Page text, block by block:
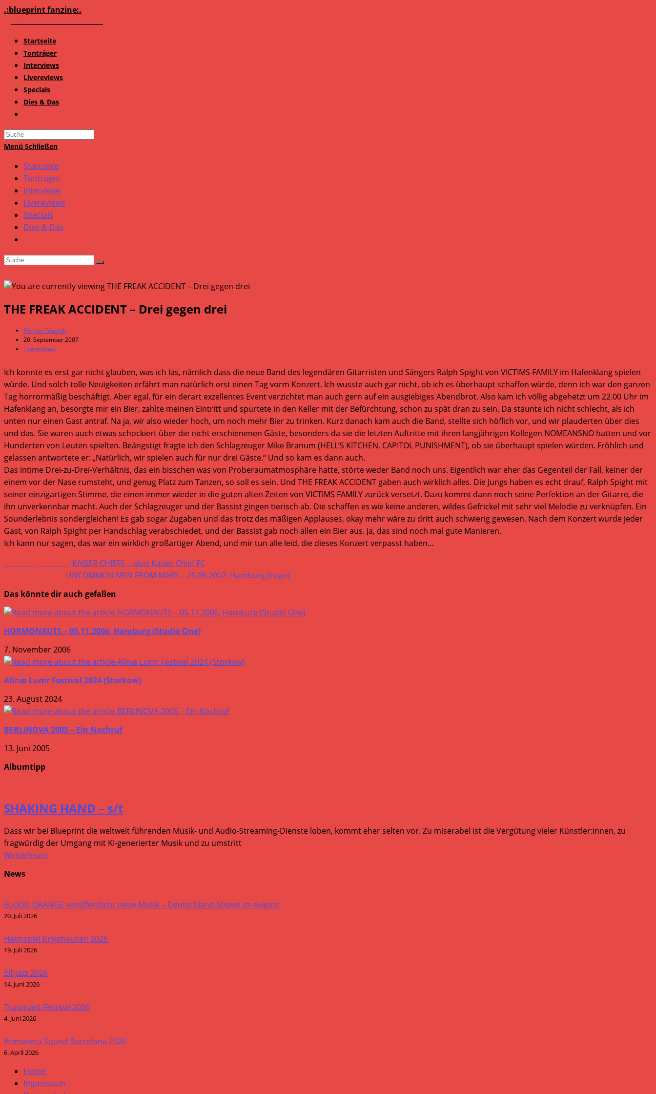
Zum
.:blueprint fanzine:.
Startseite
Tonträger
Interviews
Livereviews
Specials
Dies & Das
Search
this
Menü Schließen
Startseite
Tonträger
Interviews
Livereviews
Specials
Dies & Das
THE FREAK ACCIDENT – Drei gegen drei
Beitrags-
Autor:
Michael Masloh
Beitrag
veröffentlicht:
20. September 2007
Beitrags-
Livereviews
Ich konnte es erst gar nicht glauben, was ich las, nämlich dass die neue Band des legendären Gitarristen und Sängers Ralph Spight von VICTIMS FAMILY im Hafenklang spielen
würde. Und solch tolle Neuigkeiten erfährt man natürlich erst einen Tag vorm Konzert. Ich wusste auch gar nicht, ob ich es überhaupt schaffen würde, denn ich war den ganzen
Tag horrormäßig beschäftigt. Aber egal, für ein derart exzellentes Event verzichtet man auch gern auf ein ausgiebiges Abendbrot. Also kam ich völlig abgehetzt um 22.00 Uhr im
Hafenklang an, besorgte mir ein Bier, zahlte meinen Eintritt und spurtete in den Keller mit der Befürchtung, schon zu spät dran zu sein. Da staunte ich nicht schlecht, als ich
unten nur einen Gast antraf. Na ja, wir also wieder hoch, um noch mehr Bier zu trinken. Kurz danach kam auch die Band, stellte sich höflich vor, und wir plauderten über dies
und das. Sie waren auch etwas schockiert über die nicht erschienenen Gäste, besonders da sie die letzten Auftritte mit ihren langjährigen Kollegen NOMEANSNO hatten und vor
Hunderten von Leuten spielten. Beängstigt fragte ich den Schlagzeuger Mike Branum (HELL’S KITCHEN, CAPITOL PUNISHMENT), ob sie überhaupt spielen würden. Fröhlich und
gelassen antwortete er: „Natürlich, wir spielen auch für nur drei Gäste.“ Und so kam es dann auch.
Das intime Drei-zu-Drei-Verhältnis, das ein bisschen was von Proberaumatmosphäre hatte, störte weder Band noch uns. Eigentlich war eher das Gegenteil der Fall, keiner der
einem vor der Nase rumsteht, und genug Platz zum Tanzen, so soll es sein. Und THE FREAK ACCIDENT gaben auch wirklich alles. Die Jungs haben es echt drauf, Ralph Spight mit
seiner einzigartigen Stimme, die einen immer wieder in die guten alten Zeiten von VICTIMS FAMILY zurück versetzt. Dazu kommt dann noch seine Perfektion an der Gitarre, die
ihn unverkennbar macht. Auch der Schlagzeuger und der Bassist gingen tierisch ab. Die schaffen es wie keine anderen, wildes Gefrickel mit sehr viel Melodie zu verknüpfen. Ein
Sounderlebnis sondergleichen! Es gab sogar Zugaben und das trotz des mäßigen Applauses, okay mehr wäre zu dritt auch schwierig gewesen. Nach dem Konzert wurde jeder
Gast, von Ralph Spight per Handschlag verabschiedet, und der Bassist gab noch allen ein Bier aus. Ja, das sind noch mal gute Manieren.
Ich kann nur sagen, das war ein wirklich großartiger Abend, und mir tun alle leid, die dieses Konzert verpasst haben…
Weitere
Artikel
ansehen
KAISER CHIEFS – alias Kaizer Chief FC
UNCOMMON MEN FROM MARS – 25.09.2007, Hamburg (Logo)
Das könnte dir auch gefallen
HORMONAUTS – 05.11.2006, Hamburg (Studio One)
7. November 2006
Alínæ Lumr Festival 2024 (Storkow)
23. August 2024
BERLINOVA 2005 – Ein Nachruf
13. Juni 2005
Albumtipp
SHAKING HAND – s/t
Dass wir bei Blueprint die weltweit führenden Musik- und Audio-Streaming-Dienste loben, kommt eher selten vor. Zu miserabel ist die Vergütung vieler Künstler:innen, zu
fragwürdig der Umgang mit KI-generierter Musik und zu umstritt
Weiterlesen
News
BLOOD ORANGE veröffentlicht neue Musik – Deutschland-Shows im August
20. Juli 2026
Heimspiel Knyphausen 2026
19. Juli 2026
Elbjazz 2026
14. Juni 2026
Traumzeit Festival 2026
4. Juni 2026
Primavera Sound Barcelona 2026
6. April 2026
Home
Impressum